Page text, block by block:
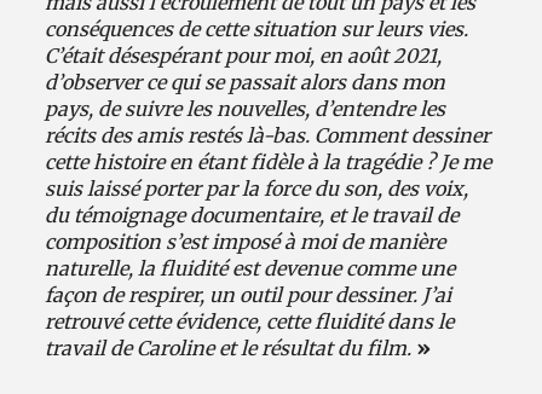
conséquences de cette situation sur leurs vies.
C’était désespérant pour moi, en août 2021,
d’observer ce qui se passait alors dans mon
pays, de suivre les nouvelles, d’entendre les
récits des amis restés là-bas. Comment dessiner
cette histoire en étant fidèle à la tragédie ? Je me
suis laissé porter par la force du son, des voix,
du témoignage documentaire, et le travail de
composition s’est imposé à moi de manière
naturelle, la fluidité est devenue comme une
façon de respirer, un outil pour dessiner. J’ai
retrouvé cette évidence, cette fluidité dans le
travail de Caroline et le résultat du film. »